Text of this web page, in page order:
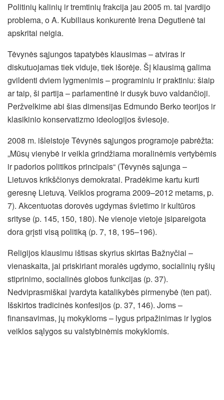
Politinių kalinių ir tremtinių frakcija jau 2005 m. tai įvardijo
problema, o A. Kubiliaus konkurentė Irena Degutienė tai
apskritai neigia.
Tėvynės sąjungos tapatybės klausimas – atviras ir
diskutuojamas tiek viduje, tiek išorėje. Šį klausimą galima
gvildenti dviem lygmenimis – programiniu ir praktiniu: šiaip
ar taip, ši partija – parlamentinė ir dusyk buvo valdančioji.
Peržvelkime abi šias dimensijas Edmundo Berko teorijos ir
klasikinio konservatizmo ideologijos šviesoje.
2008 m. išleistoje Tėvynės sąjungos programoje pabrėžta:
„Mūsų vienybė ir veikla grindžiama moralinėmis vertybėmis
ir padorios politikos principais“ (Tėvynės sąjunga –
Lietuvos krikščionys demokratai. Pradėkime kartu kurti
geresnę Lietuvą. Veiklos programa 2009–2012 metams, p.
7). Akcentuotas dorovės ugdymas švietimo ir kultūros
srityse (p. 145, 150, 180). Ne vienoje vietoje įsipareigota
dora grįsti visą politiką (p. 7, 18, 195–196).
Religijos klausimu ištisas skyrius skirtas Bažnyčiai –
vienaskaita, jai priskiriant moralės ugdymo, socialinių ryšių
stiprinimo, socialinės globos funkcijas (p. 37).
Nedviprasmiškai įvardyta katalikybės pirmenybė (ten pat).
Išskirtos tradicinės konfesijos (p. 37, 146). Joms –
finansavimas, jų mokykloms – lygus pripažinimas ir lygios
veiklos sąlygos su valstybinėmis mokyklomis.